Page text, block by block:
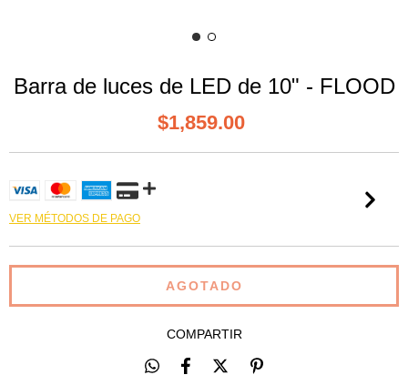
Barra de luces de LED de 10" - FLOOD
$1,859.00
VER MÉTODOS DE PAGO
COMPARTIR